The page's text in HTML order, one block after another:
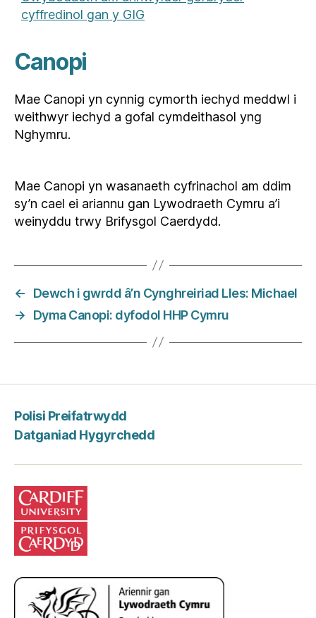
cyffredinol gan y GIG
Canopi
Mae Canopi yn cynnig cymorth iechyd meddwl i
weithwyr iechyd a gofal cymdeithasol yng
Nghymru.
Mae Canopi yn wasanaeth cyfrinachol am ddim
sy’n cael ei ariannu gan Lywodraeth Cymru a’i
weinyddu trwy Brifysgol Caerdydd.
←
Dewch i gwrdd â’n Cynghreiriad Lles: Michael
→
Dyma Canopi: dyfodol HHP Cymru
Polisi Preifatrwydd
Datganiad Hygyrchedd